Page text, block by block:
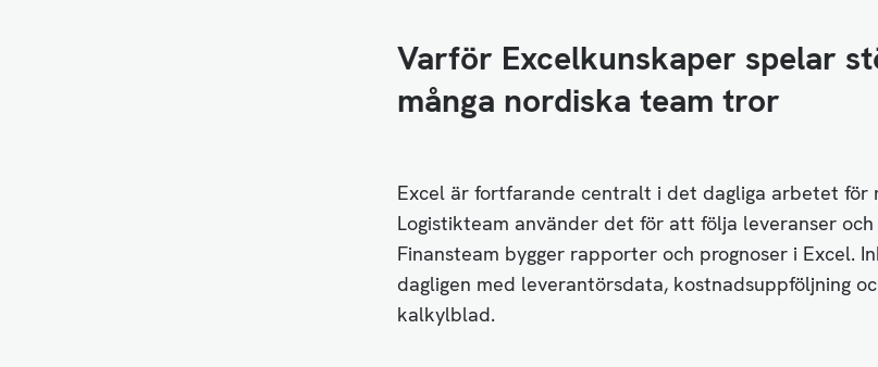
Varför Excelkunskaper spelar
många nordiska team tror
Excel är fortfarande centralt i det dagliga arbetet för
Logistikteam använder det för att följa leveranser och
Finansteam bygger rapporter och prognoser i Excel.
dagligen med leverantörsdata, kostnadsuppföljning
kalkylblad.